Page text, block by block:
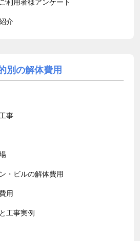
介
別の解体費用
事
・ビルの解体費用
用
工事実例